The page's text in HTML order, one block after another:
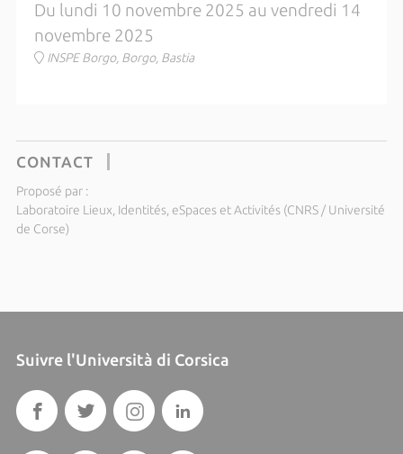
Du lundi 10 novembre 2025 au vendredi 14
novembre 2025
INSPE Borgo, Borgo, Bastia
CONTACT
Proposé par :
Laboratoire Lieux, Identités, eSpaces et Activités (CNRS / Université
de Corse)
Suivre l'Università di Corsica